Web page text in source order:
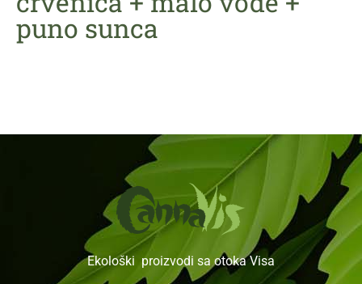
puno sunca
Ekološki proizvodi sa otoka Visa